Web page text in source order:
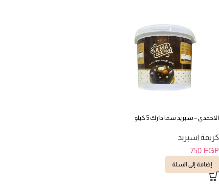
الاحمدى – سبريد سما دارك 5 كيلو
كريمة اسبريد
750 EGP
إضافة إلى السلة